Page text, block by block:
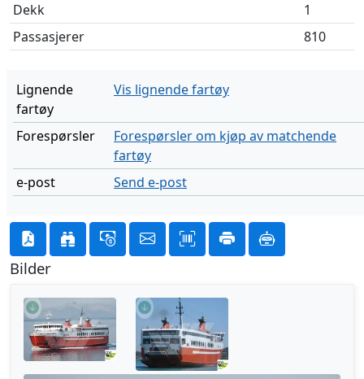
Dekk
1
Passasjerer
810
Lignende
fartøy
Vis lignende fartøy
Forespørsler
Forespørsler om kjøp av matchende
fartøy
e-post
Send e-post
Bilder